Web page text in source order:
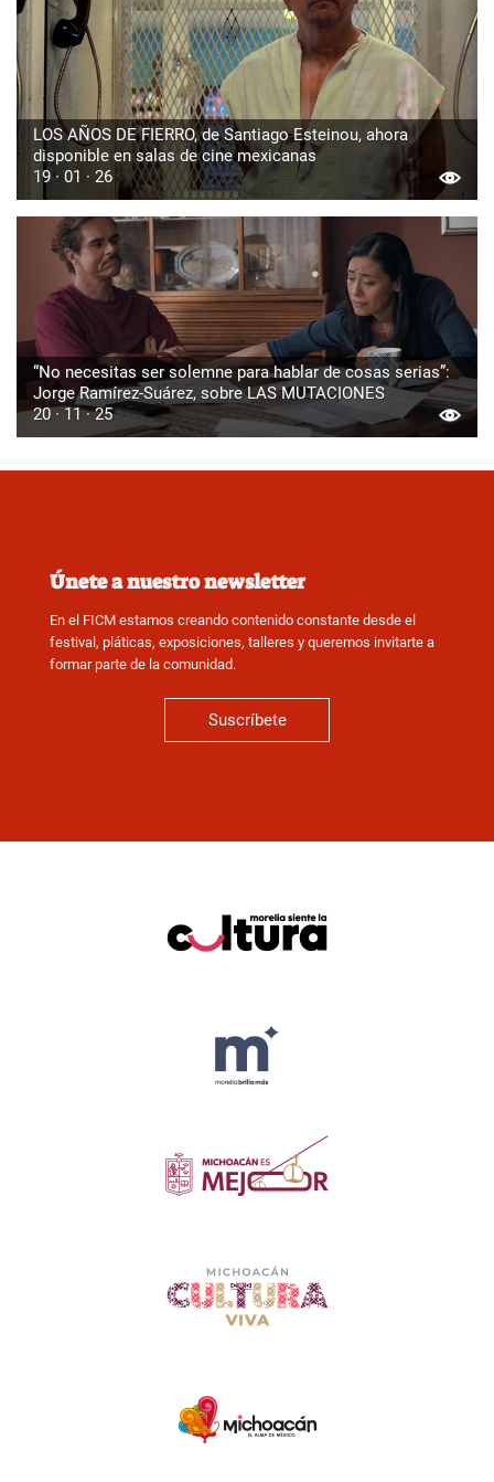
LOS AÑOS DE FIERRO, de Santiago Esteinou, ahora
disponible en salas de cine mexicanas
19 · 01 · 26
“No necesitas ser solemne para hablar de cosas serias”:
Jorge Ramírez-Suárez, sobre LAS MUTACIONES
20 · 11 · 25
Únete a nuestro newsletter
En el FICM estamos creando contenido constante desde el
festival, pláticas, exposiciones, talleres y queremos invitarte a
formar parte de la comunidad.
Suscríbete